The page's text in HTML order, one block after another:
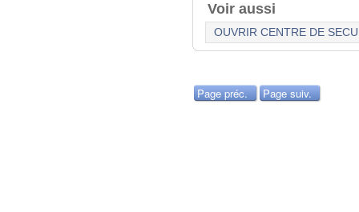
Voir aussi
OUVRIR CENTRE DE
Page préc. Page suiv.